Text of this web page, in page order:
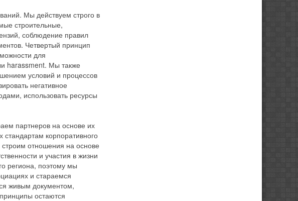
Мы действуем строго в
строительные,
соблюдение правил
Четвертый принцип
для
harassment. Мы также
условий и процессов
негативное
использовать ресурсы
партнеров на основе их
корпоративного
отношения на основе
и участия в жизни
региона, поэтому мы
и стараемся
живым документом,
остаются